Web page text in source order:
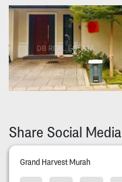
Share Social Media
Grand Harvest Murah